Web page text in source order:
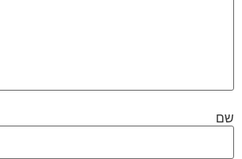
שם